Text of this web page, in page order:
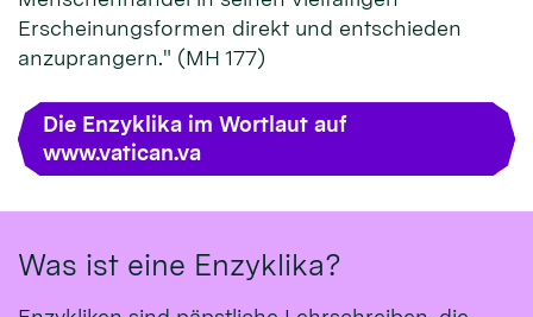
Erscheinungsformen direkt und entschieden
anzuprangern." (MH 177)
Die Enzyklika im Wortlaut auf
www.vatican.va
Was ist eine Enzyklika?